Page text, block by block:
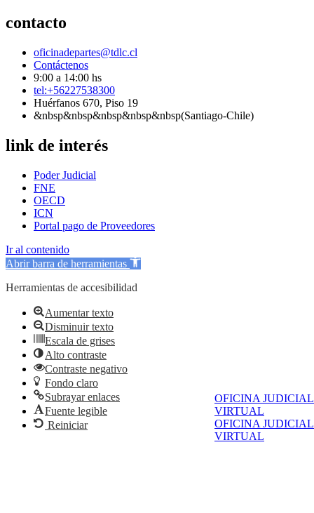
OFICINA JUDICIAL
VIRTUAL
OFICINA JUDICIAL
VIRTUAL
contacto
oficinadepartes@tdlc.cl
Contáctenos
9:00 a 14:00 hs
tel:+56227538300
Huérfanos 670, Piso 19
&nbsp&nbsp&nbsp&nbsp&nbsp(Santiago-Chile)
link de interés
Poder Judicial
FNE
OECD
ICN
Portal pago de Proveedores
Ir al contenido
Abrir barra de herramientas
Herramientas de accesibilidad
Aumentar texto
Disminuir texto
Escala de grises
Alto contraste
Contraste negativo
Fondo claro
Subrayar enlaces
Fuente legible
Reiniciar